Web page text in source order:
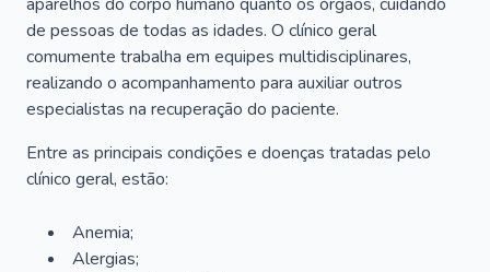
de pessoas de todas as idades. O clínico geral
comumente trabalha em equipes multidisciplinares,
realizando o acompanhamento para auxiliar outros
especialistas na recuperação do paciente.
Entre as principais condições e doenças tratadas pelo
clínico geral, estão:
Anemia;
Alergias;